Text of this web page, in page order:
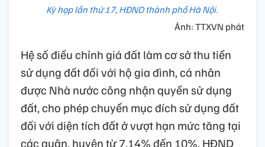
Kỳ họp lần thứ 17, HĐND thành phố Hà Nội.
Ảnh: TTXVN phát
Hệ số điều chỉnh giá đất làm cơ sở thu tiền
sử dụng đất đối với hộ gia đình, cá nhân
được Nhà nước công nhận quyền sử dụng
đất, cho phép chuyển mục đích sử dụng đất
đối với diện tích đất ở vượt hạn mức tăng tại
các quận, huyện từ 7,14% đến 10%. HĐND